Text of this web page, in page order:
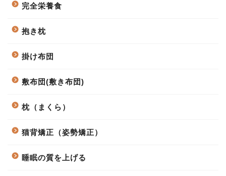
完全栄養食
抱き枕
掛け布団
敷布団(敷き布団)
枕（まくら）
猫背矯正（姿勢矯正）
睡眠の質を上げる